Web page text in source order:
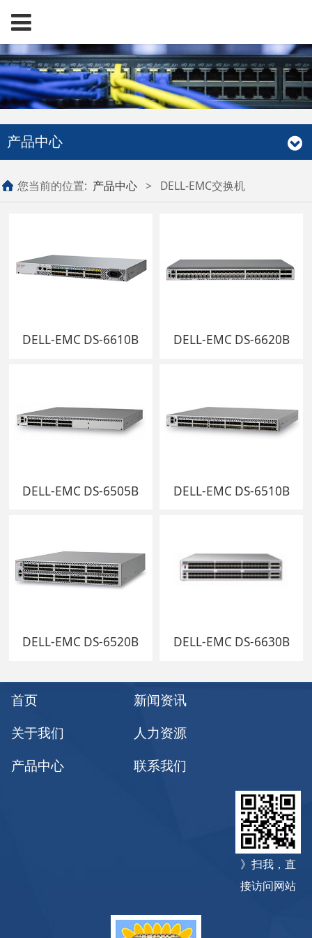
产品中心
您当前的位置: 产品中心 > DELL-EMC交换机
DELL-EMC DS-6610B DELL-EMC DS-6620B
DELL-EMC DS-6505B DELL-EMC DS-6510B
DELL-EMC DS-6520B DELL-EMC DS-6630B
首页
关于我们
产品中心
新闻资讯
人力资源
联系我们
》扫我，直
接访问网站